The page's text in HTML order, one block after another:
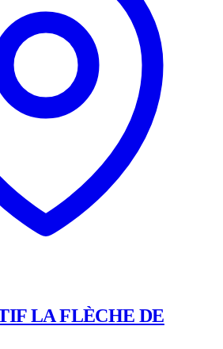
LA FLÈCHE DE